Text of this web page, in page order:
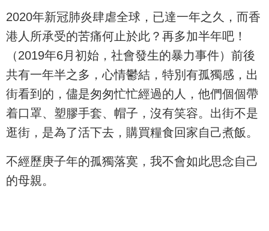
2020年新冠肺炎肆虐全球，已達一年之久，而香
港人所承受的苦痛何止於此？再多加半年吧！
（2019年6月初始，社會發生的暴力事件）前後
共有一年半之多，心情鬱結，特別有孤獨感，出
街看到的，儘是匆匆忙忙經過的人，他們個個帶
着口罩、塑膠手套、帽子，沒有笑容。出街不是
逛街，是為了活下去，購買糧食回家自己煮飯。
不經歷庚子年的孤獨落寞，我不會如此思念自己
的母親。